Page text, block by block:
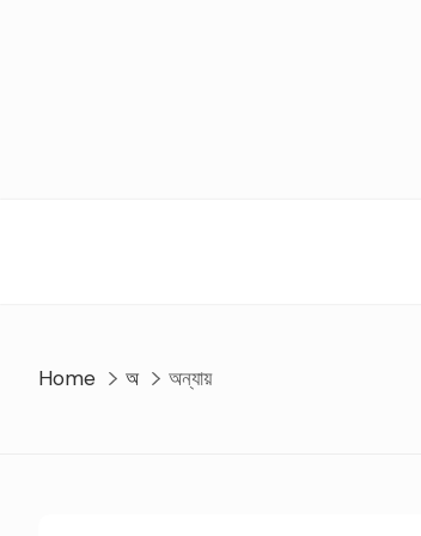
Home অ অন্যায়